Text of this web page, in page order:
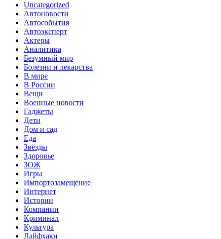
Uncategorized
Автоновости
Автособытия
Автоэксперт
Актеры
Аналитика
Безумный мир
Болезни и лекарства
В мире
В России
Вещи
Военные новости
Гаджеты
Дети
Дом и сад
Еда
Звёзды
Здоровье
ЗОЖ
Игры
Импортозамещение
Интернет
Истории
Компании
Криминал
Культура
Лайфхаки